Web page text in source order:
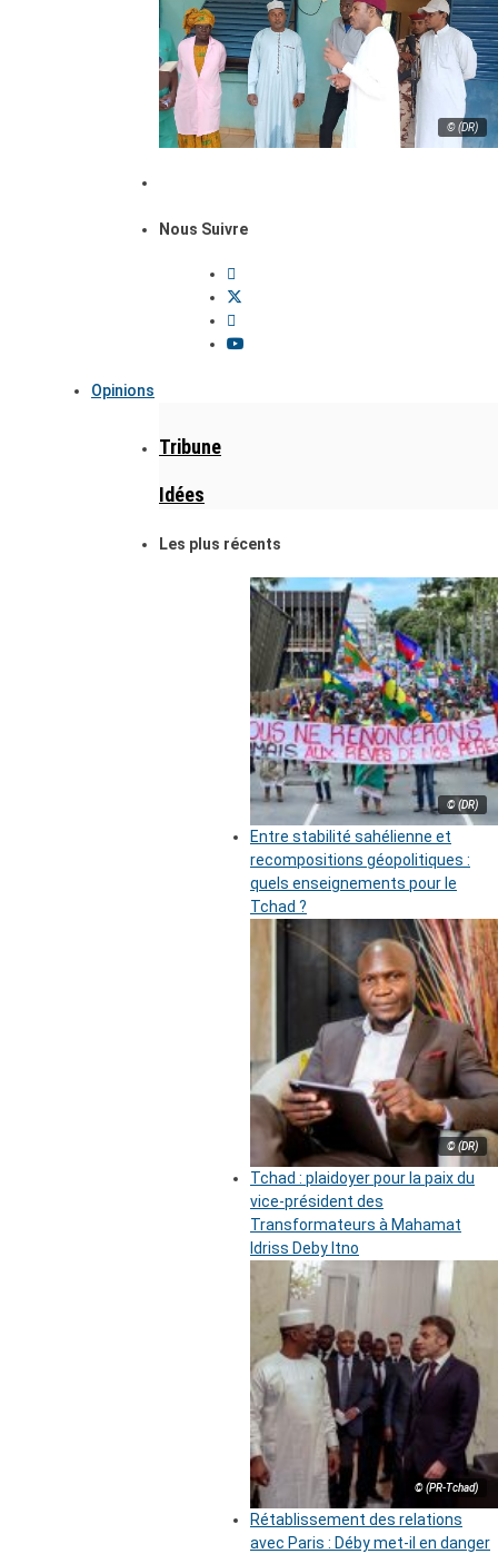
© (DR)
Nous Suivre
Opinions
Tribune
Idées
Les plus récents
© (DR)
Entre stabilité sahélienne et
recompositions géopolitiques :
quels enseignements pour le
Tchad ?
© (DR)
Tchad : plaidoyer pour la paix du
vice-président des
Transformateurs à Mahamat
Idriss Deby Itno
© (PR-Tchad)
Rétablissement des relations
avec Paris : Déby met-il en danger